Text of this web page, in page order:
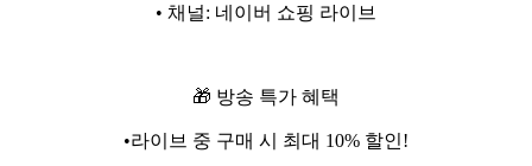
• 채널: 네이버 쇼핑 라이브
🎁 방송 특가 혜택
•라이브 중 구매 시 최대 10% 할인!